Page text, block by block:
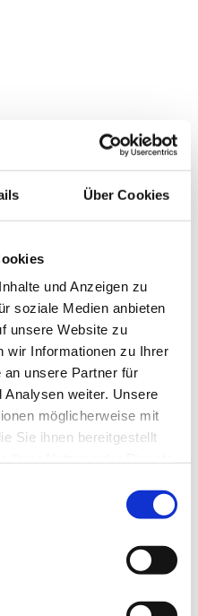
Über Cookies
und Anzeigen zu
soziale Medien anbieten
unsere Website zu
wir Informationen zu Ihrer
an unsere Partner für
Analysen weiter. Unsere
möglicherweise mit
Sie ihnen bereitgestellt
geschnitten
geröstet
Sauce